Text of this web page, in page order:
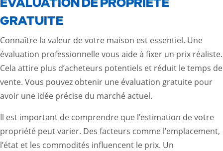
GRATUITE
Connaître la valeur de votre maison est essentiel. Une
évaluation professionnelle vous aide à fixer un prix réaliste.
Cela attire plus d’acheteurs potentiels et réduit le temps de
vente. Vous pouvez obtenir une évaluation gratuite pour
avoir une idée précise du marché actuel.
Il est important de comprendre que l’estimation de votre
propriété peut varier. Des facteurs comme l’emplacement,
l’état et les commodités influencent le prix. Un